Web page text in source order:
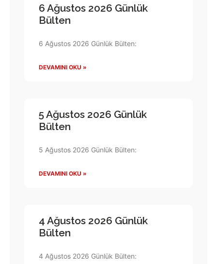
6 Ağustos 2026 Günlük
Bülten
6 Ağustos 2026 Günlük Bülten:
DEVAMINI OKU »
5 Ağustos 2026 Günlük
Bülten
5 Ağustos 2026 Günlük Bülten:
DEVAMINI OKU »
4 Ağustos 2026 Günlük
Bülten
4 Ağustos 2026 Günlük Bülten: